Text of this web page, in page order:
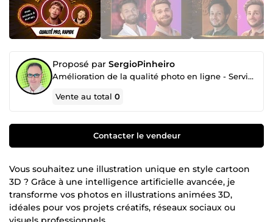
Proposé par SergioPinheiro
Amélioration de la qualité photo en ligne - Service de retouche photo
Vente au total0
Contacter le vendeur
Vous souhaitez une illustration unique en style cartoon
3D ? Grâce à une intelligence artificielle avancée, je
transforme vos photos en illustrations animées 3D,
idéales pour vos projets créatifs, réseaux sociaux ou